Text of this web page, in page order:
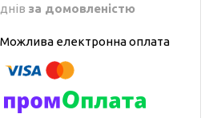
днів за домовленістю